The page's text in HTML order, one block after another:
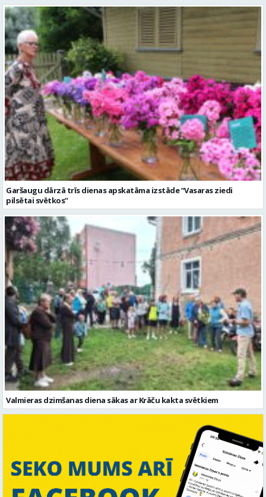
Garšaugu dārzā trīs dienas apskatāma izstāde “Vasaras ziedi
pilsētai svētkos”
Valmieras dzimšanas diena sākas ar Krāču kakta svētkiem